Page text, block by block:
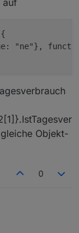
"ne"},
Objekt-
0